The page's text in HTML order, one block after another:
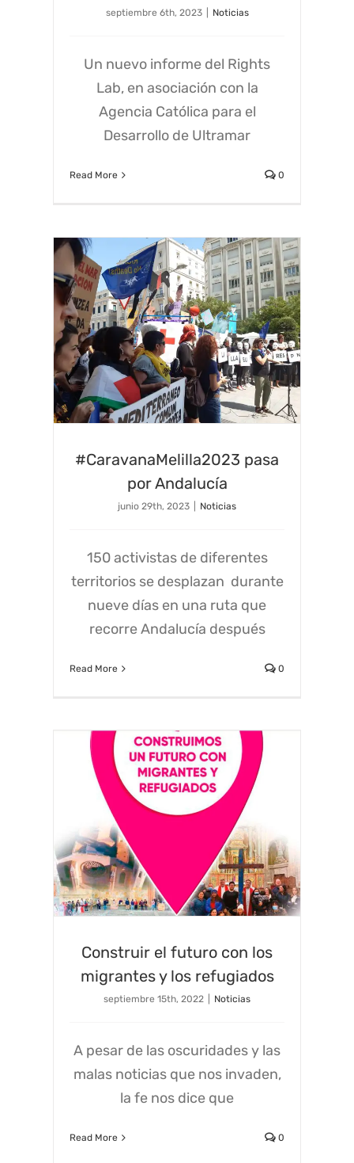
septiembre 6th, 2023 Noticias
Un nuevo informe del Rights
Lab, en asociación con la
Agencia Católica para el
Desarrollo de Ultramar
Read More 0
#CaravanaMelilla2023 pasa
por Andalucía
junio 29th, 2023 Noticias
150 activistas de diferentes
territorios se desplazan durante
nueve días en una ruta que
recorre Andalucía después
Read More 0
Construir el futuro con los
migrantes y los refugiados
septiembre 15th, 2022 Noticias
A pesar de las oscuridades y las
malas noticias que nos invaden,
la fe nos dice que
Read More 0